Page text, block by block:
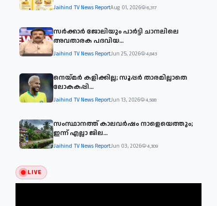
Jaihind TV News ReportAug 01, 2026 6,317
സര്‍ക്കാര്‍ ജോലിയും പാര്‍ട്ടി ചാനലിലെ
അവതാരക പദവിയ...
Jaihind TV News ReportJun 25, 2026 4,843
നെയ്മര്‍ കളിക്കില്ല; സൂപ്പര്‍ താരമില്ലാതെ
ലോകകപ്പി...
Jaihind TV News ReportJun 13, 2026 4,588
സംസ്ഥാനത്ത് കാലവര്‍ഷം നാളെയെത്തും;
ഇന്ന് എല്ലാ ജില...
Jaihind TV News ReportJun 03, 2026 4,309
LIVE